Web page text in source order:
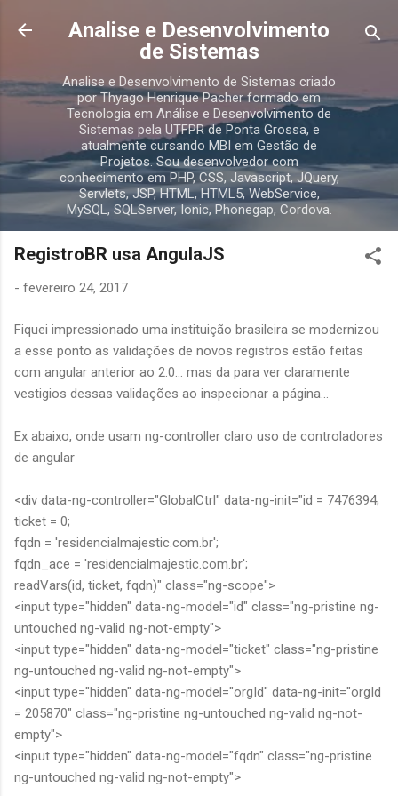
Pular para o conteúdo principal
Analise e Desenvolvimento
de Sistemas
Analise e Desenvolvimento de Sistemas criado
por Thyago Henrique Pacher formado em
Tecnologia em Análise e Desenvolvimento de
Sistemas pela UTFPR de Ponta Grossa, e
atualmente cursando MBI em Gestão de
Projetos. Sou desenvolvedor com
conhecimento em PHP, CSS, Javascript, JQuery,
Servlets, JSP, HTML, HTML5, WebService,
MySQL, SQLServer, Ionic, Phonegap, Cordova.
RegistroBR usa AngulaJS
- fevereiro 24, 2017
Fiquei impressionado uma instituição brasileira se modernizou
a esse ponto as validações de novos registros estão feitas
com angular anterior ao 2.0... mas da para ver claramente
vestigios dessas validações ao inspecionar a página...
Ex abaixo, onde usam ng-controller claro uso de controladores
de angular
<div data-ng-controller="GlobalCtrl" data-ng-init="id = 7476394;
ticket = 0;
fqdn = 'residencialmajestic.com.br';
fqdn_ace = 'residencialmajestic.com.br';
readVars(id, ticket, fqdn)" class="ng-scope">
<input type="hidden" data-ng-model="id" class="ng-pristine ng-
untouched ng-valid ng-not-empty">
<input type="hidden" data-ng-model="ticket" class="ng-pristine
ng-untouched ng-valid ng-not-empty">
<input type="hidden" data-ng-model="orgId" data-ng-init="orgId
= 205870" class="ng-pristine ng-untouched ng-valid ng-not-
empty">
<input type="hidden" data-ng-model="fqdn" class="ng-pristine
ng-untouched ng-valid ng-not-empty">